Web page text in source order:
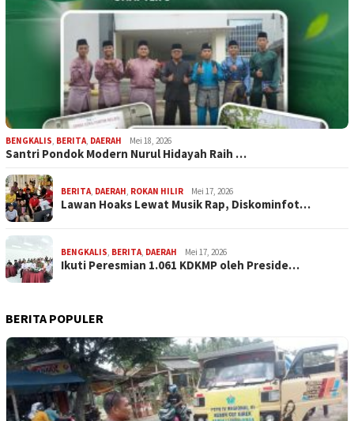
BENGKALIS BERITA DAERAH Mei 18, 2026
Santri Pondok Modern Nurul Hidayah Raih …
BERITA DAERAH ROKAN HILIR Mei 17, 2026
Lawan Hoaks Lewat Musik Rap, Diskominfot…
BENGKALIS BERITA DAERAH Mei 17, 2026
Ikuti Peresmian 1.061 KDKMP oleh Preside…
BERITA POPULER